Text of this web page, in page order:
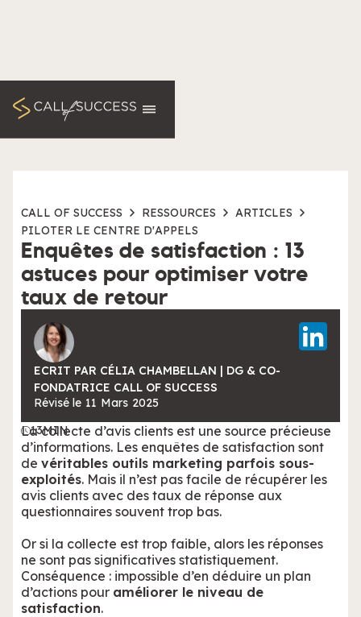
CALL OF SUCCESS RESSOURCES
ARTICLES
PILOTER LE CENTRE D'APPELS
Enquêtes de satisfaction : 13
astuces pour optimiser votre
taux de retour
ECRIT PAR CÉLIA CHAMBELLAN | DG & CO-
FONDATRICE CALL OF SUCCESS
Révisé le 11 Mars 2025
13MIN
La collecte d’avis clients est une source précieuse
d’informations. Les enquêtes de satisfaction sont
de véritables outils marketing parfois sous-
exploités. Mais il n’est pas facile de récupérer les
avis clients avec des taux de réponse aux
questionnaires souvent trop bas.
Or si la collecte est trop faible, alors les réponses
ne sont pas significatives statistiquement.
Conséquence : impossible d’en déduire un plan
d’actions pour améliorer le niveau de
satisfaction.